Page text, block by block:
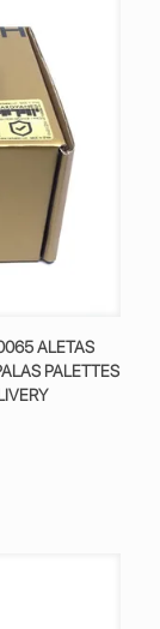
ALETAS
PALETTES